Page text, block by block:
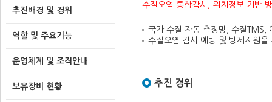
추진배경 및 경위
역할 및 주요기능
운영체계 및 조직안내
보유장비 현황
수질오염 통합감시, 위치정보 기반
국가 수질 자동 측정망, 수질TMS,
수질오염 감시 예방 및 방제지원을
추진 경위